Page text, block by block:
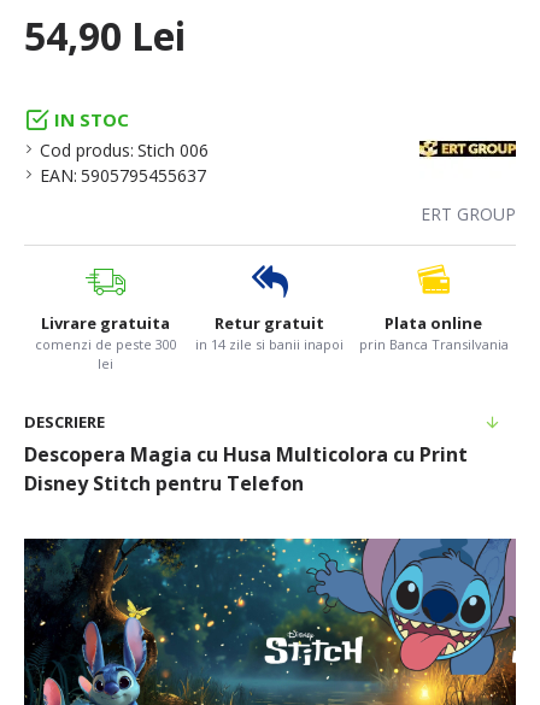
IN STOC
Cod produs: Stich 006
EAN: 5905795455637
ERT GROUP
54,90 Lei
Livrare gratuita
comenzi de peste 300
lei
Retur gratuit
in 14 zile si banii inapoi
Plata online
prin Banca Transilvania
DESCRIERE
Descopera Magia cu Husa Multicolora cu Print
Disney Stitch pentru Telefon